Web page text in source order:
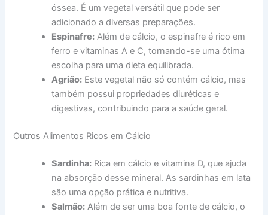
óssea. É um vegetal versátil que pode ser
adicionado a diversas preparações.
Espinafre: Além de cálcio, o espinafre é rico em
ferro e vitaminas A e C, tornando-se uma ótima
escolha para uma dieta equilibrada.
Agrião: Este vegetal não só contém cálcio, mas
também possui propriedades diuréticas e
digestivas, contribuindo para a saúde geral.
Outros Alimentos Ricos em Cálcio
Sardinha: Rica em cálcio e vitamina D, que ajuda
na absorção desse mineral. As sardinhas em lata
são uma opção prática e nutritiva.
Salmão: Além de ser uma boa fonte de cálcio, o